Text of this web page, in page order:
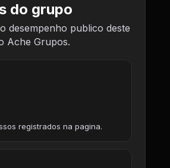
do grupo
desempenho publico deste
Ache Grupos.
registrados na pagina.